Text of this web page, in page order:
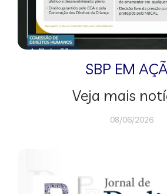
SBP EM
Veja mais
08/06/2026